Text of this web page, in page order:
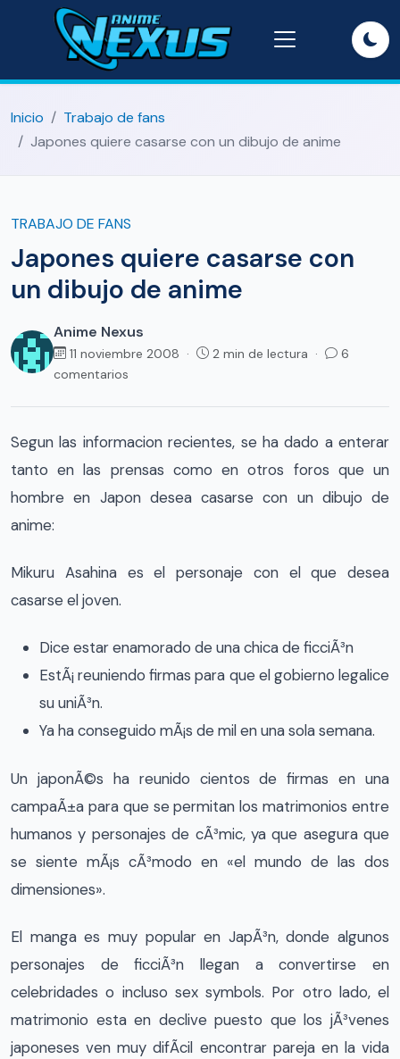
Inicio
Trabajo de fans
Japones quiere casarse con un dibujo de anime
TRABAJO DE FANS
Japones quiere casarse con
un dibujo de anime
Anime Nexus
11 noviembre 2008 · 2 min de lectura ·
6
comentarios
Segun las informacion recientes, se ha dado a enterar
tanto en las prensas como en otros foros que un
hombre en Japon desea casarse con un dibujo de
anime:
Mikuru Asahinaes el personaje con el que desea
casarse el joven.
Dice estar enamorado de una chica de ficciÃ³n
EstÃ¡ reuniendo firmas para que el gobierno legalice
su uniÃ³n.
Ya ha conseguido mÃ¡s de mil en una sola semana.
Un japonÃ©s ha reunido cientos de firmas en una
campaÃ±a para que se permitan los matrimonios entre
humanos y personajes de cÃ³mic, ya que asegura que
se siente mÃ¡s cÃ³modo en «el mundo de las dos
dimensiones».
El manga es muy popular en JapÃ³n, donde algunos
personajes de ficciÃ³n llegan a convertirse en
celebridades o incluso sex symbols. Por otro lado, el
matrimonio esta en declive puesto que los jÃ³venes
japoneses ven muy difÃ­cil encontrar pareja en la vida